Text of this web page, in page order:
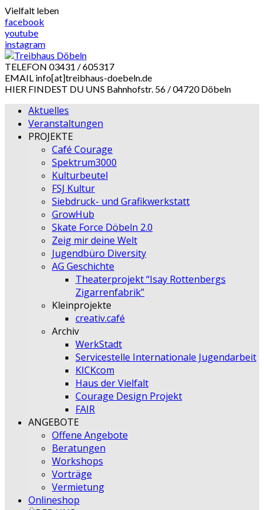
Skip
to
content
Vielfalt leben
facebook
youtube
instagram
TELEFON 03431 / 605317
EMAIL info[at]treibhaus-doebeln.de
HIER FINDEST DU UNS Bahnhofstr. 56 / 04720 Döbeln
Aktuelles
Veranstaltungen
PROJEKTE
Café Courage
Spektrum3000
Kulturbeutel
FSJ Kultur
Siebdruck- und Grafikwerkstatt
GrowHub
Skate Force Döbeln 2.0
Zeig mir deine Welt
Jugendbüro Diversity
AG Geschichte
Theaterprojekt “Isay Rottenbergs
Zigarrenfabrik”
Kleinprojekte
creativ.café
Archiv
WerkStadt
Servicestelle Internationale Jugendarbeit
KICKcom
Haus der Vielfalt
Courage Design Projekt
FAIR
ANGEBOTE
Offene Angebote
Beratungen
Workshops
Vorträge
Vermietung
Onlineshop